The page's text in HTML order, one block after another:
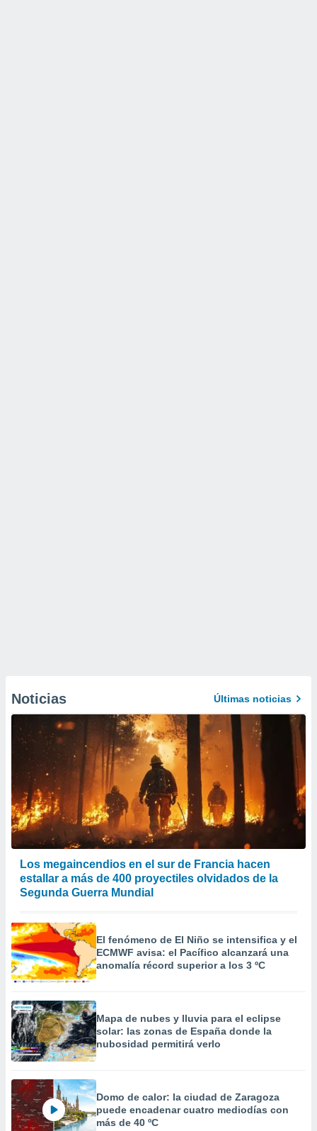
Noticias Últimas noticias
Los megaincendios en el sur de Francia hacen
estallar a más de 400 proyectiles olvidados de la
Segunda Guerra Mundial
El fenómeno de El Niño se intensifica y el
ECMWF avisa: el Pacífico alcanzará una
anomalía récord superior a los 3 ºC
Mapa de nubes y lluvia para el eclipse
solar: las zonas de España donde la
nubosidad permitirá verlo
Domo de calor: la ciudad de Zaragoza
puede encadenar cuatro mediodías con
más de 40 ºC